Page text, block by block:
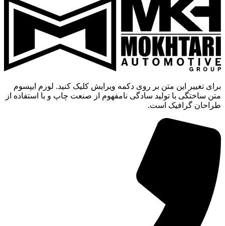
برای تغییر این متن بر روی دکمه ویرایش کلیک کنید. لورم ایپسوم
متن ساختگی با تولید سادگی نامفهوم از صنعت چاپ و با استفاده از
طراحان گرافیک است.